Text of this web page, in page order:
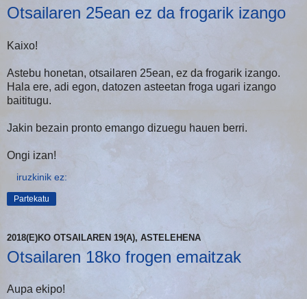
Otsailaren 25ean ez da frogarik izango
Kaixo!
Astebu honetan, otsailaren 25ean, ez da frogarik izango.
Hala ere, adi egon, datozen asteetan froga ugari izango
baititugu.
Jakin bezain pronto emango dizuegu hauen berri.
Ongi izan!
iruzkinik ez:
Partekatu
2018(E)KO OTSAILAREN 19(A), ASTELEHENA
Otsailaren 18ko frogen emaitzak
Aupa ekipo!